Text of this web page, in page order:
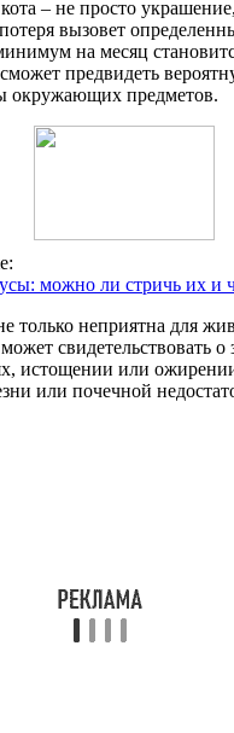
– не просто
вызовет
на месяц
предвидеть
окружающих предметов.
можно ли стричь их и
только неприятна для
свидетельствовать о
истощении или
или почечной